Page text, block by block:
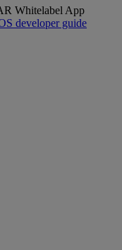
Whitelabel App
developer guide